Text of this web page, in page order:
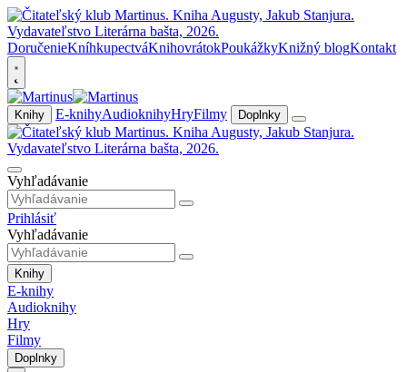
DoručenieKníhkupectváKnihovrátokPoukážkyKnižný blogKontakt
Knihy E-knihyAudioknihyHryFilmy Doplnky
Vyhľadávanie
Prihlásiť
Vyhľadávanie
Knihy
E-knihy
Audioknihy
Hry
Filmy
Doplnky